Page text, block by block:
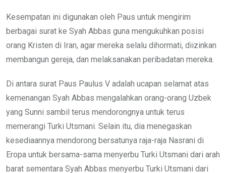
Kesempatan ini digunakan oleh Paus untuk mengirim
berbagai surat ke Syah Abbas guna mengukuhkan posisi
orang Kristen di Iran, agar mereka selalu dihormati, diizinkan
membangun gereja, dan melaksanakan peribadatan mereka.
Di antara surat Paus Paulus V adalah ucapan selamat atas
kemenangan Syah Abbas mengalahkan orang-orang Uzbek
yang Sunni sambil terus mendorongnya untuk terus
memerangi Turki Utsmani. Selain itu, dia menegaskan
kesediaannya mendorong bersatunya raja-raja Nasrani di
Eropa untuk bersama-sama menyerbu Turki Utsmani dari arah
barat sementara Syah Abbas menyerbu Turki Utsmani dari